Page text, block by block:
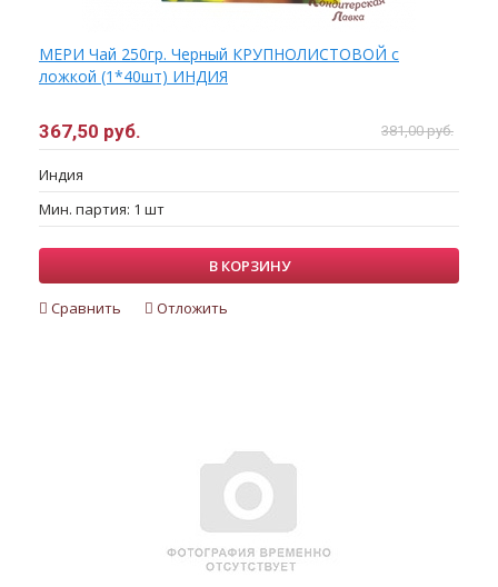
МЕРИ Чай 250гр. Черный КРУПНОЛИСТОВОЙ с
ложкой (1*40шт) ИНДИЯ
367,50 руб. 381,00 руб.
Индия
Мин. партия: 1 шт
В КОРЗИНУ
Сравнить Отложить